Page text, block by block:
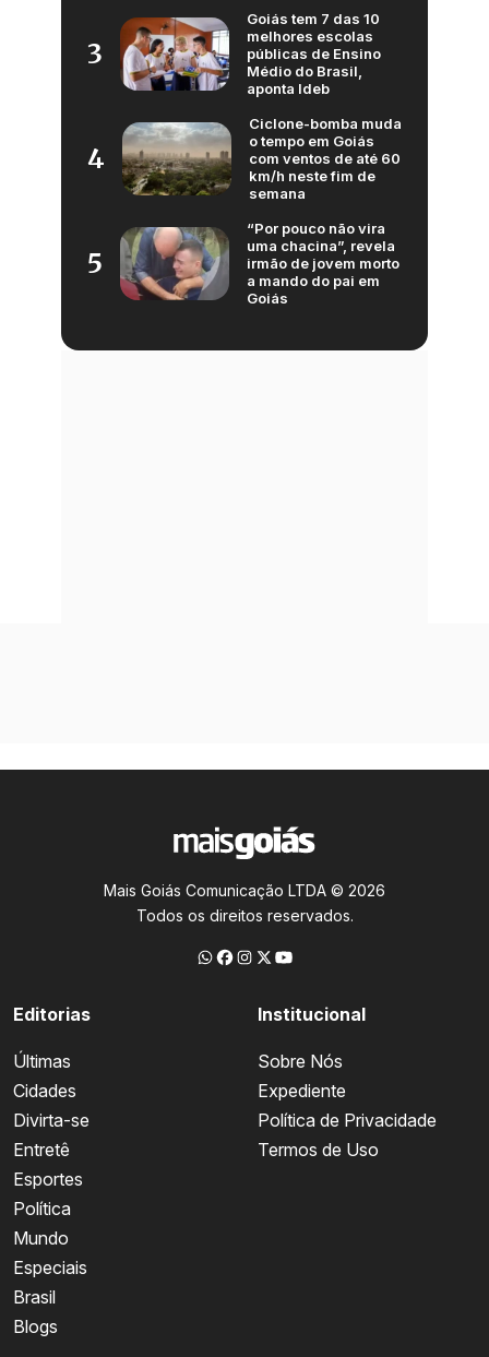
3
Goiás tem 7 das 10
melhores escolas
públicas de Ensino
Médio do Brasil,
aponta Ideb
4
Ciclone-bomba muda
o tempo em Goiás
com ventos de até 60
km/h neste fim de
semana
5
“Por pouco não vira
uma chacina”, revela
irmão de jovem morto
a mando do pai em
Goiás
Mais Goiás Comunicação LTDA © 2026
Todos os direitos reservados.
Editorias
Últimas
Cidades
Divirta-se
Entretê
Esportes
Política
Mundo
Especiais
Brasil
Blogs
Institucional
Sobre Nós
Expediente
Política de Privacidade
Termos de Uso